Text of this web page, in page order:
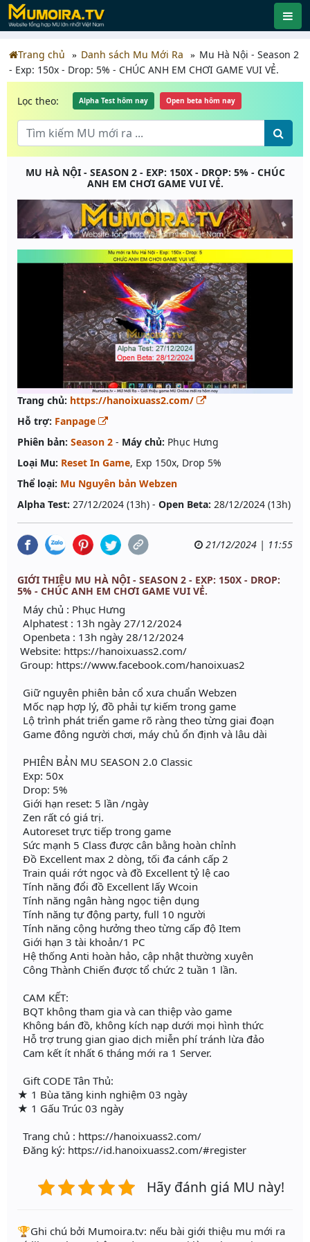
Trang chủ Danh sách Mu Mới Ra
Mu Hà Nội - Season 2
- Exp: 150x - Drop: 5% - CHÚC ANH EM CHƠI GAME VUI VẺ.
Lọc theo: Alpha Test hôm nay Open beta hôm nay
MU HÀ NỘI - SEASON 2 - EXP: 150X - DROP: 5% - CHÚC
ANH EM CHƠI GAME VUI VẺ.
Trang chủ: https://hanoixuass2.com/
Hỗ trợ: Fanpage
Phiên bản: Season 2 - Máy chủ: Phục Hưng
Loại Mu: Reset In Game, Exp 150x, Drop 5%
Thể loại: Mu Nguyên bản Webzen
Alpha Test: 27/12/2024 (13h) - Open Beta: 28/12/2024 (13h)
21/12/2024 | 11:55
GIỚI THIỆU MU HÀ NỘI - SEASON 2 - EXP: 150X - DROP:
5% - CHÚC ANH EM CHƠI GAME VUI VẺ.
Máy chủ : Phục Hưng
Alphatest : 13h ngày 27/12/2024
Openbeta : 13h ngày 28/12/2024
Website: https://hanoixuass2.com/
Group: https://www.facebook.com/hanoixuas2
Giữ nguyên phiên bản cổ xưa chuẩn Webzen
Mốc nạp hợp lý, đồ phải tự kiếm trong game
Lộ trình phát triển game rõ ràng theo từng giai đoạn
Game đông người chơi, máy chủ ổn định và lâu dài
PHIÊN BẢN MU SEASON 2.0 Classic
Exp: 50x
Drop: 5%
Giới hạn reset: 5 lần /ngày
Zen rất có giá trị.
Autoreset trực tiếp trong game
Sức mạnh 5 Class được cân bằng hoàn chỉnh
Đồ Excellent max 2 dòng, tối đa cánh cấp 2
Train quái rớt ngọc và đồ Excellent tỷ lệ cao
Tính năng đổi đồ Excellent lấy Wcoin
Tính năng ngân hàng ngọc tiện dụng
Tính năng tự động party, full 10 người
Tính năng cộng hưởng theo từng cấp độ Item
Giới hạn 3 tài khoản/1 PC
Hệ thống Anti hoàn hảo, cập nhật thường xuyên
Công Thành Chiến được tổ chức 2 tuần 1 lần.
CAM KẾT:
BQT không tham gia và can thiệp vào game
Không bán đồ, không kích nạp dưới mọi hình thức
Hỗ trợ trung gian giao dịch miễn phí tránh lừa đảo
Cam kết ít nhất 6 tháng mới ra 1 Server.
Gift CODE Tân Thủ:
★ 1 Bùa tăng kinh nghiệm 03 ngày
★ 1 Gấu Trúc 03 ngày
Trang chủ : https://hanoixuass2.com/
Đăng ký: https://id.hanoixuass2.com/#register
Hãy đánh giá MU này!
️🏆Ghi chú bởi Mumoira.tv: nếu bài giới thiệu mu mới ra